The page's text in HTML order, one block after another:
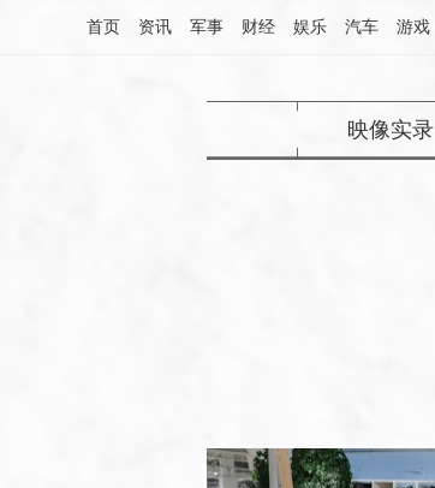
首页 资讯 军事 财经 娱乐 汽车 游戏
映像实录